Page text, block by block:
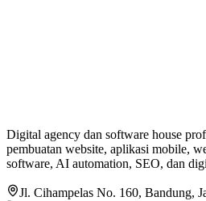
Digital agency dan software house
pembuatan website, aplikasi mobile,
software, AI automation, SEO, dan
Jl. Cihampelas No. 160, Bandung,